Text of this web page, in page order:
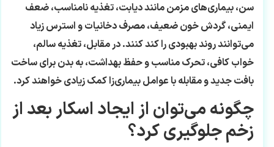
سن، بیماری‌های مزمن مانند دیابت، تغذیه نامناسب، ضعف
ایمنی، گردش خون ضعیف، مصرف دخانیات و استرس زیاد
می‌توانند روند بهبودی را کند کنند. در مقابل، تغذیه سالم،
خواب کافی، تحرک مناسب و حفظ بهداشت، به بدن برای ساخت
بافت جدید و مقابله با عوامل بیماری‌زا کمک زیادی خواهند کرد.
چگونه می‌توان از ایجاد اسکار بعد از
زخم جلوگیری کرد؟